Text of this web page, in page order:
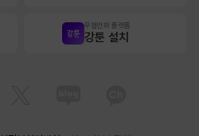
무협만화 플랫폼
강툰 설치